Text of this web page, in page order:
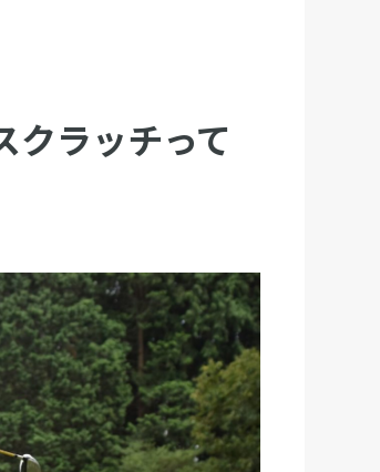
クラッチって